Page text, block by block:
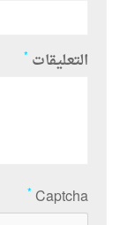
التعليقات *
Captcha
*